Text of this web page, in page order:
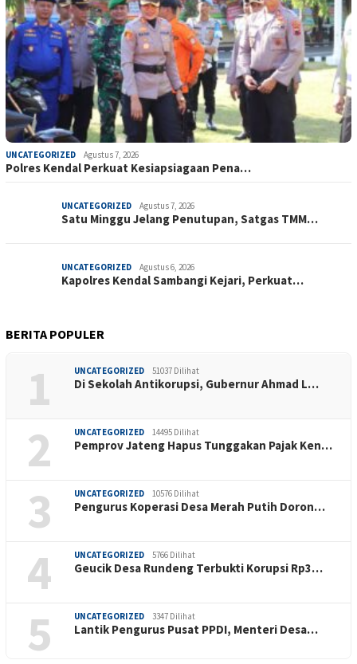
UNCATEGORIZED Agustus 7, 2026
Polres Kendal Perkuat Kesiapsiagaan Pena…
UNCATEGORIZED Agustus 7, 2026
Satu Minggu Jelang Penutupan, Satgas TMM…
UNCATEGORIZED Agustus 6, 2026
Kapolres Kendal Sambangi Kejari, Perkuat…
BERITA POPULER
1 UNCATEGORIZED 51037 Dilihat
Di Sekolah Antikorupsi, Gubernur Ahmad L…
2 UNCATEGORIZED 14495 Dilihat
Pemprov Jateng Hapus Tunggakan Pajak Ken…
3 UNCATEGORIZED 10576 Dilihat
Pengurus Koperasi Desa Merah Putih Doron…
4 UNCATEGORIZED 5766 Dilihat
Geucik Desa Rundeng Terbukti Korupsi Rp3…
5 UNCATEGORIZED 3347 Dilihat
Lantik Pengurus Pusat PPDI, Menteri Desa…